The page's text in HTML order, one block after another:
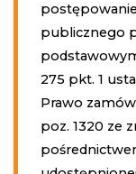
publicznego
275 pkt. 1
Prawo
poz. 1320 ze